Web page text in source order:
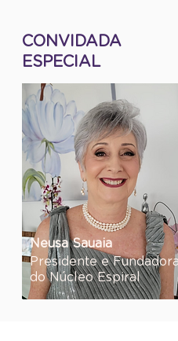
CONVIDADA
ESPECIAL
Presidente e
do Núcleo Espiral
Neusa Sauaia